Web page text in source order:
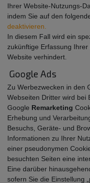
Ihrer Website-Nutzungs-
indem Sie auf den
deaktivieren.
In diesem Fall wird ein
zukünftige Erfassung
Website verhindert.
Google Ads
Zu Werbezwecken in den
Webseiten Dritter wird bei
Google Remarketing
Erhebung und
Besuchs, Geräte- und
Informationen zu Ihrer
einer pseudonymen
besuchten Seiten eine
Eine darüber
sofern Sie die Einstellung